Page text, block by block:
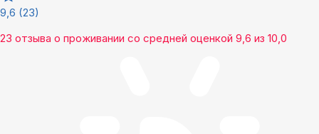
9,6 (23)
23 отзыва о проживании со средней оценкой 9,6 из 10,0